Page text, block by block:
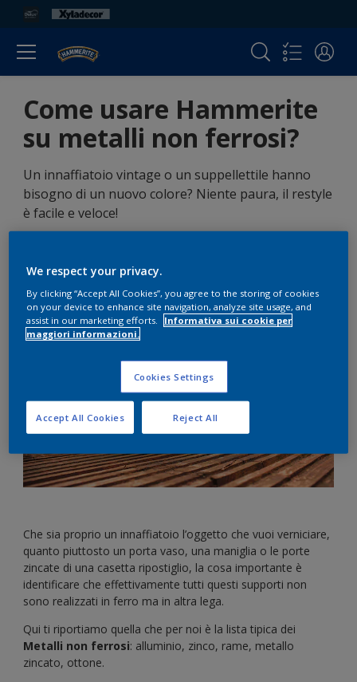
Come usare Hammerite
su metalli non ferrosi?
Un innaffiatoio vintage o un suppellettile hanno
bisogno di un nuovo colore? Niente paura, il restyle
è facile e veloce!
Che sia proprio un innaffiatoio l’oggetto che vuoi verniciare,
quanto piuttosto un porta vaso, una maniglia o le porte
zincate di una casetta ripostiglio, la cosa importante è
identificare che effettivamente tutti questi supporti non
sono realizzati in ferro ma in altra lega.
Qui ti riportiamo quella che per noi è la lista tipica dei
Metalli non ferrosi: alluminio, zinco, rame, metallo
zincato, ottone.
We respect your privacy.
By clicking “Accept All Cookies”, you agree to the storing of cookies
on your device to enhance site navigation, analyze site usage, and
assist in our marketing efforts.
Informativa sui cookie per
maggiori informazioni.
Cookies Settings
Reject All
Accept All Cookies